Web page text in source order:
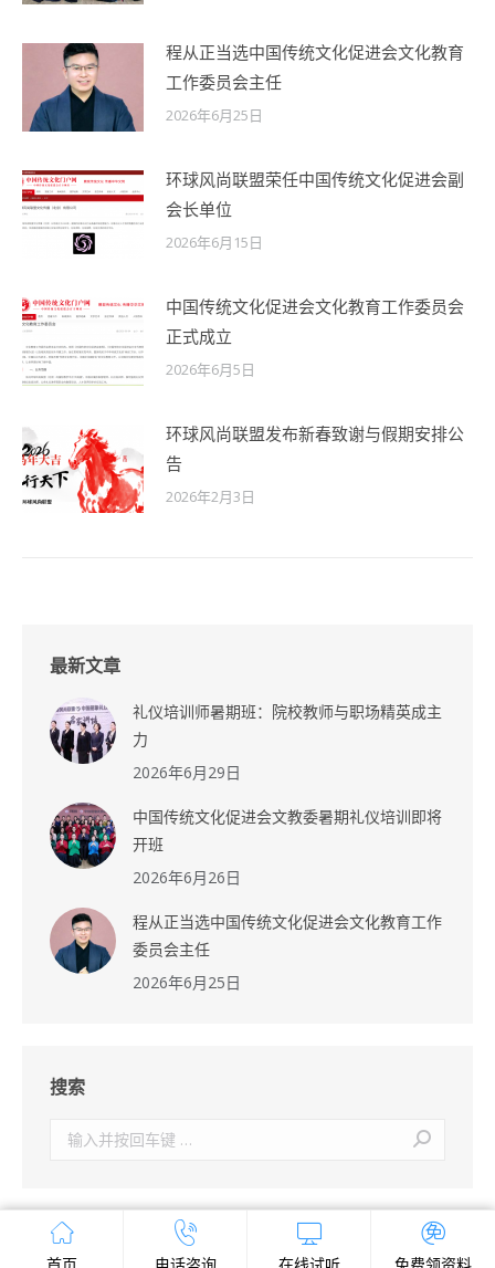
程从正当选中国传统文化促进会文化教育
工作委员会主任
2026年6月25日
环球风尚联盟荣任中国传统文化促进会副
会长单位
2026年6月15日
中国传统文化促进会文化教育工作委员会
正式成立
2026年6月5日
环球风尚联盟发布新春致谢与假期安排公
告
2026年2月3日
最新文章
礼仪培训师暑期班：院校教师与职场精英成主
力
2026年6月29日
中国传统文化促进会文教委暑期礼仪培训即将
开班
2026年6月26日
程从正当选中国传统文化促进会文化教育工作
委员会主任
2026年6月25日
搜索
首页 电话咨询 在线试听 免费领资料